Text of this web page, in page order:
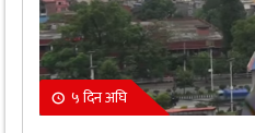
५ दिन अघि